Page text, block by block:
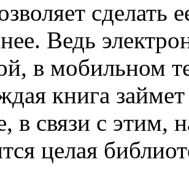
сделать
Ведь
в мобильном
книга
в связи с
целая